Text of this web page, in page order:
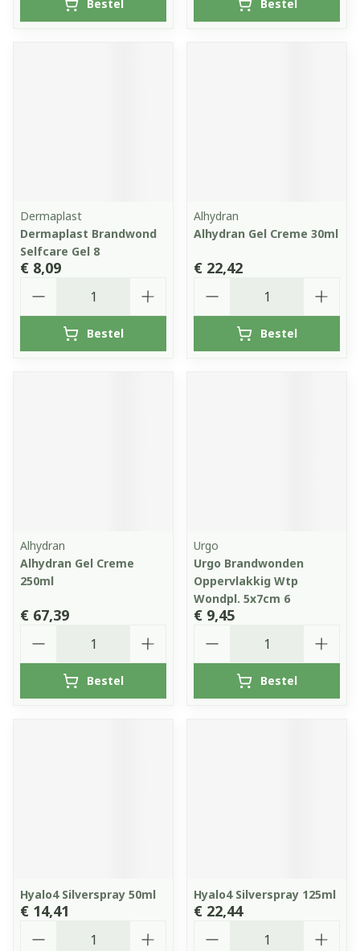
Bestel Bestel
Dermaplast
Dermaplast Brandwond
Selfcare Gel 8
€ 8,09
Bestel
Alhydran
Alhydran Gel Creme 30ml
€ 22,42
Bestel
Alhydran
Alhydran Gel Creme
250ml
€ 67,39
Bestel
Urgo
Urgo Brandwonden
Oppervlakkig Wtp
Wondpl. 5x7cm 6
€ 9,45
Bestel
Hyalo4 Silverspray 50ml
€ 14,41
Hyalo4 Silverspray 125ml
€ 22,44